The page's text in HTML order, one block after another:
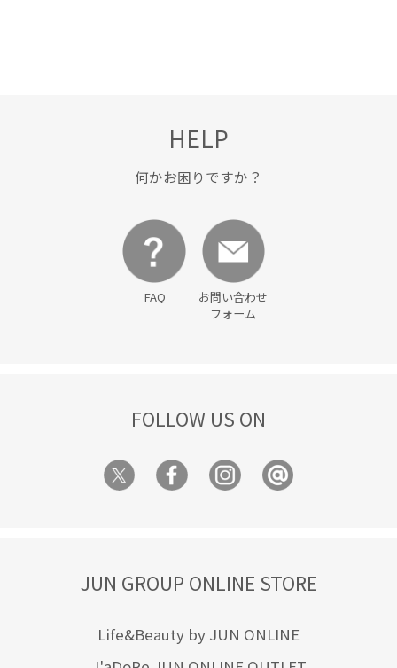
HELP
何かお困りですか？
FAQ
お問い合わせ
フォーム
FOLLOW US ON
JUN GROUP ONLINE STORE
Life&Beauty by JUN ONLINE